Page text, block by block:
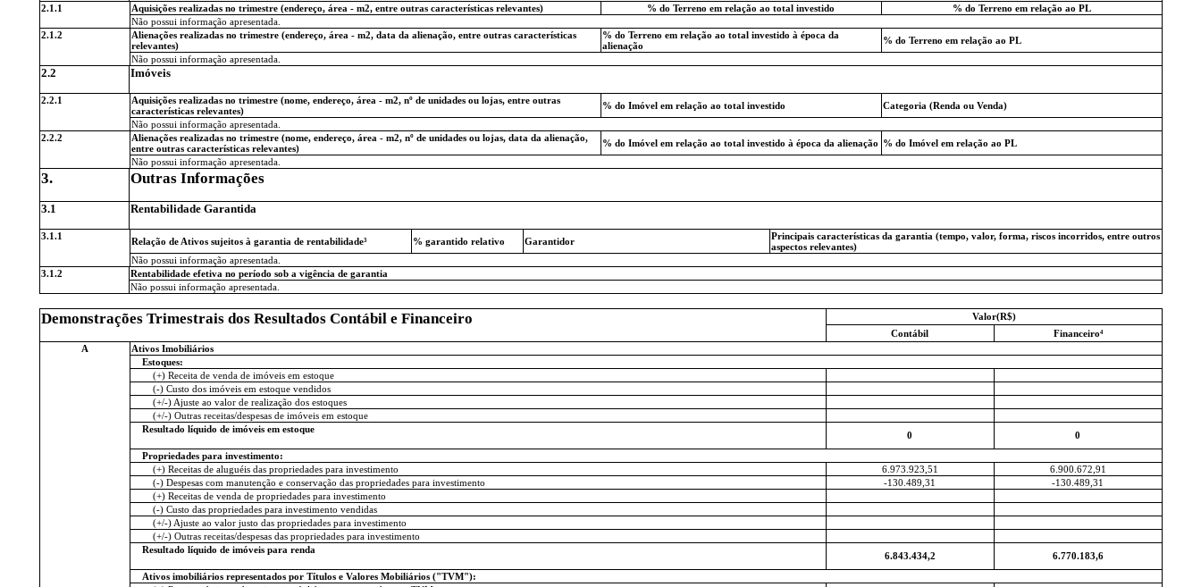
2.1.1 Aquisições realizadas no trimestre (endereço, área - m2, entre outras características relevantes) % do Terreno em relação ao total investido
% do Terreno em relação ao PL
Não possui informação apresentada.
2.1.2
Alienações realizadas no trimestre (endereço, área - m2, data da alienação, entre outras características
relevantes)
% do Terreno em relação ao total investido à época da
alienação
% do Terreno em relação ao PL
Não possui informação apresentada.
2.2 Imóveis
2.2.1
Aquisições realizadas no trimestre (nome, endereço, área - m2, nº de unidades ou lojas, entre outras
características relevantes)
% do Imóvel em relação ao total investido
Categoria (Renda ou Venda)
Não possui informação apresentada.
2.2.2
Alienações realizadas no trimestre (nome, endereço, área - m2, nº de unidades ou lojas, data da alienação,
entre outras características relevantes)
% do Imóvel em relação ao total investido à época da alienação % do Imóvel em relação ao PL
Não possui informação apresentada.
3. Outras Informações
3.1 Rentabilidade Garantida
3.1.1 Relação de Ativos sujeitos à garantia de rentabilidade³ % garantido relativo Garantidor
Principais características da garantia (tempo, valor, forma, riscos incorridos, entre outros
aspectos relevantes)
Não possui informação apresentada.
3.1.2
Rentabilidade efetiva no período sob a vigência de garantia
Não possui informação apresentada.
Demonstrações Trimestrais dos Resultados Contábil e Financeiro
Valor(R$)
Contábil
Financeiro⁴
A
Ativos Imobiliários
Estoques:
(+) Receita de venda de imóveis em estoque
(-) Custo dos imóveis em estoque vendidos
(+/-) Ajuste ao valor de realização dos estoques
(+/-) Outras receitas/despesas de imóveis em estoque
Resultado líquido de imóveis em estoque
0
0
Propriedades para investimento:
(+) Receitas de aluguéis das propriedades para investimento
6.973.923,51
6.900.672,91
(-) Despesas com manutenção e conservação das propriedades para investimento
-130.489,31
-130.489,31
(+) Receitas de venda de propriedades para investimento
(-) Custo das propriedades para investimento vendidas
(+/-) Ajuste ao valor justo das propriedades para investimento
(+/-) Outras receitas/despesas das propriedades para investimento
Resultado líquido de imóveis para renda
6.843.434,2
6.770.183,6
Ativos imobiliários representados por Títulos e Valores Mobiliários ("TVM"):